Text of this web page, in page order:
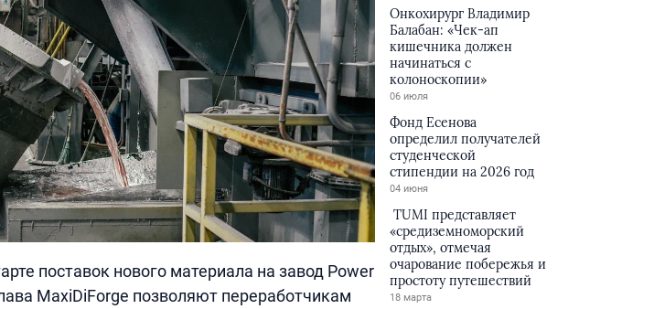
поставок нового материала на завод Power
MaxiDiForge позволяют переработчикам
Онкохирург Владимир
Балабан: «Чек-ап
кишечника должен
начинаться с
колоноскопии»
06 июля
Фонд Есенова
определил получателей
студенческой
стипендии на 2026 год
04 июня
TUMI представляет
«средиземноморский
отдых», отмечая
очарование побережья и
простоту путешествий
18 марта